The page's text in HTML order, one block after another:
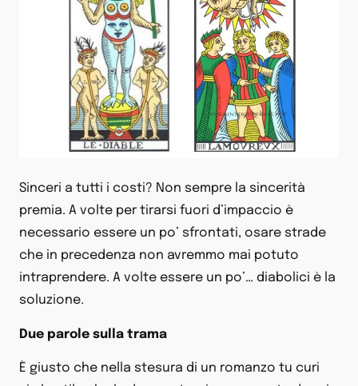
Sinceri a tutti i costi? Non sempre la sincerità
premia. A volte per tirarsi fuori d’impaccio è
necessario essere un po’ sfrontati, osare strade
che in precedenza non avremmo mai potuto
intraprendere. A volte essere un po’… diabolici è la
soluzione.
Due parole sulla trama
È giusto che nella stesura di un romanzo tu curi